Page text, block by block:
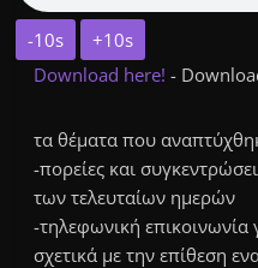
-10s
+10s
Download here!-
τα θέματα που
-πορείες και
των τελευταίων ημερών
-τηλεφωνική
σχετικά με την επίθεση